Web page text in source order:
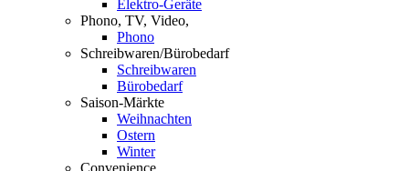
Elektro-Geräte
Phono, TV, Video,
Phono
Schreibwaren/Bürobedarf
Schreibwaren
Bürobedarf
Saison-Märkte
Weihnachten
Ostern
Winter
Convenience